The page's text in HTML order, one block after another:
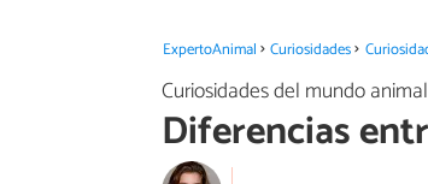
ExpertoAnimal Curiosidades
Curiosidades del mundo animal
Diferencias